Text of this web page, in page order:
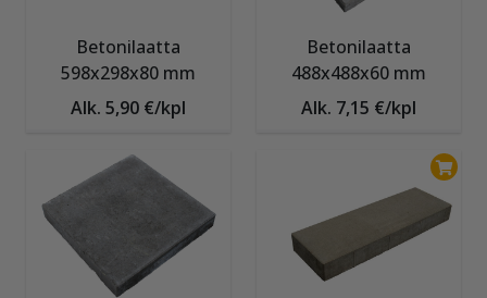
Betonilaatta
598x298x80 mm
Alk. 5,90 €/kpl
Betonilaatta
488x488x60 mm
Alk. 7,15 €/kpl